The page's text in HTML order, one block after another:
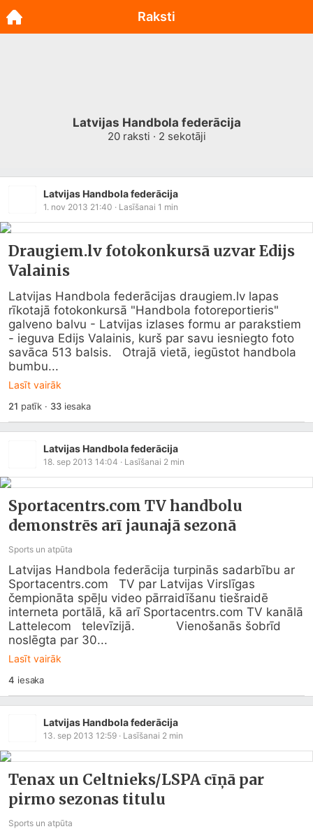
Latvijas Handbola federācija
20raksti · 2 sekotāji
Latvijas Handbola federācija
1. nov 2013 21:40 · Lasīšanai 1 min
Draugiem.lv fotokonkursā uzvar Edijs
Valainis
Latvijas Handbola federācijas draugiem.lv lapas
rīkotajā fotokonkursā "Handbola fotoreportieris"
galveno balvu - Latvijas izlases formu ar parakstiem
- ieguva Edijs Valainis, kurš par savu iesniegto foto
savāca 513 balsis.   Otrajā vietā, iegūstot handbola
bumbu...
Lasīt vairāk
21 patīk · 33iesaka
Latvijas Handbola federācija
18. sep 2013 14:04 · Lasīšanai 2 min
Sportacentrs.com TV handbolu
demonstrēs arī jaunajā sezonā
Sports un atpūta
Sportacentrs.com
   TV par Latvijas Virslīgas
čempionāta spēļu video pārraidīšanu tiešraidē
interneta portālā, kā arī Sportacentrs.com TV kanālā
Lattelecom   televīzijā.  	   	Vienošanās šobrīd
noslēgta par 30...
Lasīt vairāk
4 iesaka
Latvijas Handbola federācija
13. sep 2013 12:59 · Lasīšanai 2 min
Tenax un Celtnieks/LSPA cīņā par
pirmo sezonas titulu
Sports un atpūta
Raksti